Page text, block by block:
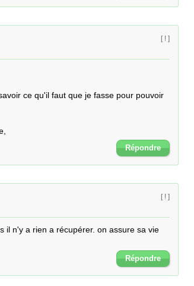
[ ! ]
ce qu'il faut que je fasse pour pouvoir
Répondre
[ ! ]
il n'y a rien a récupérer. on assure sa vie
Répondre